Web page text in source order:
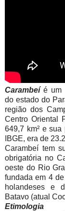
Carambeíé um
do estado do
região dos
Centro Oriental
649,7 km² e
IBGE, era de
Carambeí tem
obrigatória no
oeste do Rio
fundada em 4
holandeses e
Batavo (atual
Etimologia